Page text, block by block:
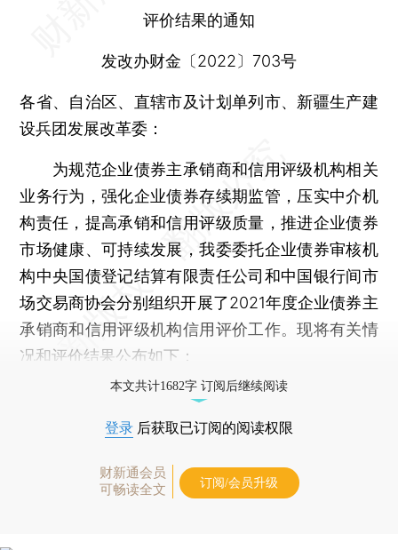
评价结果的通知
发改办财金〔2022〕703号
各省、自治区、直辖市及计划单列市、新疆生产建
设兵团发展改革委：
为规范企业债券主承销商和信用评级机构相关
业务行为，强化企业债券存续期监管，压实中介机
构责任，提高承销和信用评级质量，推进企业债券
市场健康、可持续发展，我委委托企业债券审核机
构中央国债登记结算有限责任公司和中国银行间市
场交易商协会分别组织开展了2021年度企业债券主
承销商和信用评级机构信用评价工作。现将有关情
况和评价结果公布如下：
本文共计1682字 订阅后继续阅读
登录 后获取已订阅的阅读权限
财新通会员
可畅读全文
订阅/会员升级